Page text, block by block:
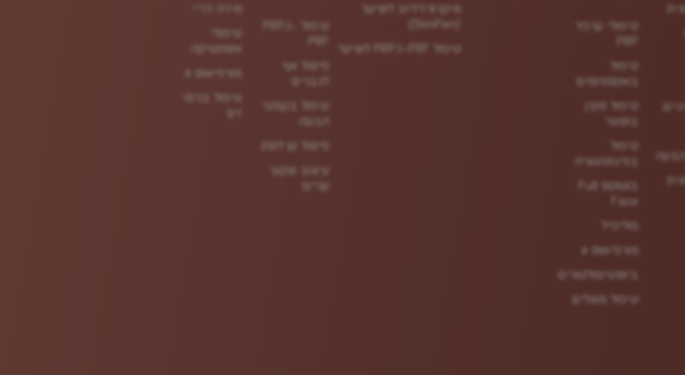
טיפולי ערפד
טיפול
באקסוזומים
טיפול סקין
בוסטר
טיפול
בפיגמנטציה
בוטוקס Full
Face
פוליפיל
מורפיאוס 8
ביוסטימולטורים
טיפול משלים
מיקרונידלינג לשיער
טיפול PRP/i-PRF לשיער
פיסול אף
טיפול בקמטי
הבעה
פיסול קו לסת
עיצוב שקעי
עניים
טיפולי
אסתטיקה
מורפיאוס 8
טיפול בנימי